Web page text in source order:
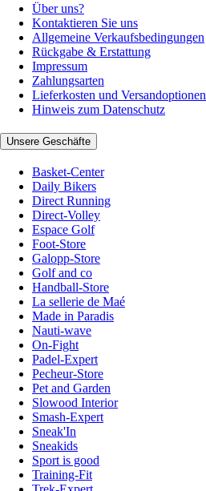
Über uns?
Kontaktieren Sie uns
Allgemeine Verkaufsbedingungen
Rückgabe & Erstattung
Impressum
Zahlungsarten
Lieferkosten und Versandoptionen
Hinweis zum Datenschutz
Unsere Geschäfte
Basket-Center
Daily Bikers
Direct Running
Direct-Volley
Espace Golf
Foot-Store
Galopp-Store
Golf and co
Handball-Store
La sellerie de Maé
Made in Paradis
Nauti-wave
On-Fight
Padel-Expert
Pecheur-Store
Pet and Garden
Slowood Interior
Smash-Expert
Sneak'In
Sneakids
Sport is good
Training-Fit